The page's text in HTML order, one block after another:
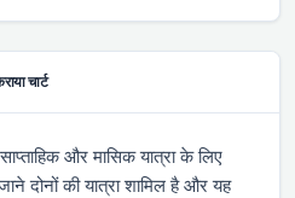
चार्ट
और मासिक यात्रा के लिए
दोनों की यात्रा शामिल है और यह